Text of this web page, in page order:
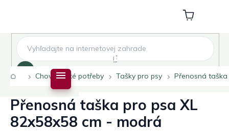
Nákupní
košík
DomůChovatelské potřeby Tašky pro psy Přenosná
Přenosná taška pro psa XL
82x58x58 cm - modrá